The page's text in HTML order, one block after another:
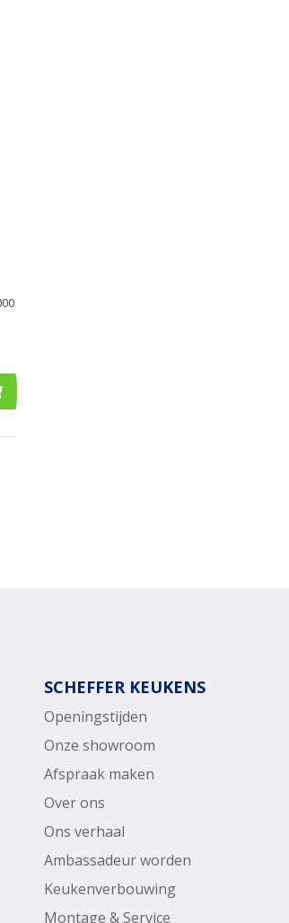
SCHEFFER KEUKENS
Openingstijden
Onze showroom
Afspraak maken
Over ons
Ons verhaal
Ambassadeur worden
Keukenverbouwing
Montage & Service